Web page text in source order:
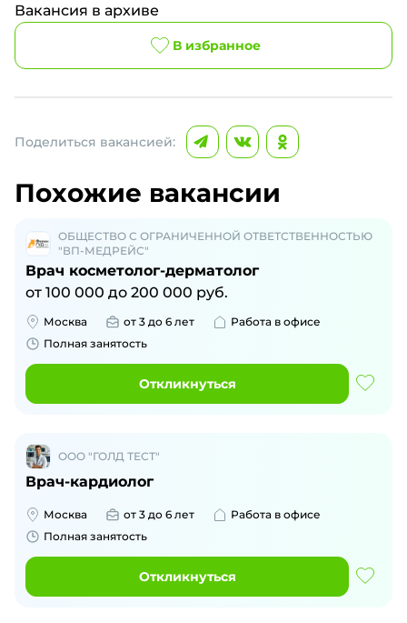
Вакансия в архиве
В избранное
Поделиться вакансией:
Похожие вакансии
ОБЩЕСТВО С ОГРАНИЧЕННОЙ ОТВЕТСТВЕННОСТЬЮ
"ВП-МЕДРЕЙС"
Врач косметолог-дерматолог
от 100 000 до 200 000 руб.
Москва от 3 до 6 лет
Работа в офисе
Полная занятость
Откликнуться
ООО "ГОЛД ТЕСТ"
Врач-кардиолог
Москва от 3 до 6 лет
Работа в офисе
Полная занятость
Откликнуться